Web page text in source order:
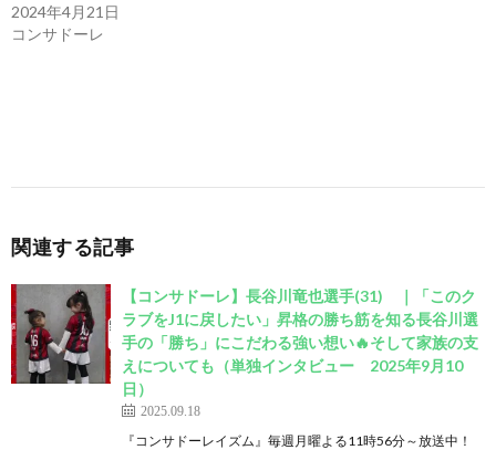
2024年4月21日
コンサドーレ
関連する記事
【コンサドーレ】長谷川竜也選手(31) ｜「このク
ラブをJ1に戻したい」昇格の勝ち筋を知る長谷川選
手の「勝ち」にこだわる強い想い🔥そして家族の支
えについても（単独インタビュー 2025年9月10
日）
2025.09.18
『コンサドーレイズム』毎週月曜よる11時56分～放送中！